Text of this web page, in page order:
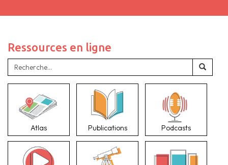
Ressources en ligne
Atlas Publications Podcasts